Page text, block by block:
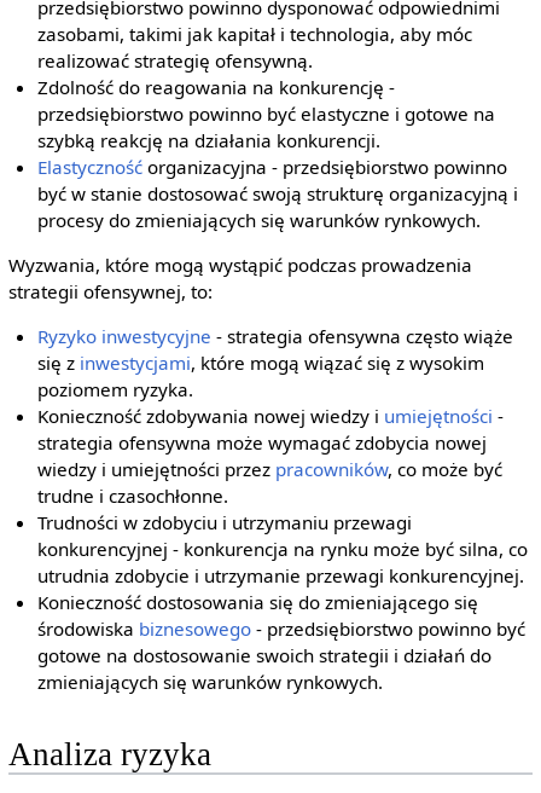
przedsiębiorstwo powinno dysponować odpowiednimi
zasobami, takimi jak kapitał i technologia, aby móc
realizować strategię ofensywną.
Zdolność do reagowania na konkurencję -
przedsiębiorstwo powinno być elastyczne i gotowe na
szybką reakcję na działania konkurencji.
Elastyczność organizacyjna - przedsiębiorstwo powinno
być w stanie dostosować swoją strukturę organizacyjną i
procesy do zmieniających się warunków rynkowych.
Wyzwania, które mogą wystąpić podczas prowadzenia
strategii ofensywnej, to:
Ryzyko inwestycyjne - strategia ofensywna często wiąże
się z inwestycjami, które mogą wiązać się z wysokim
poziomem ryzyka.
Konieczność zdobywania nowej wiedzy i umiejętności -
strategia ofensywna może wymagać zdobycia nowej
wiedzy i umiejętności przez pracowników, co może być
trudne i czasochłonne.
Trudności w zdobyciu i utrzymaniu przewagi
konkurencyjnej - konkurencja na rynku może być silna, co
utrudnia zdobycie i utrzymanie przewagi konkurencyjnej.
Konieczność dostosowania się do zmieniającego się
środowiska biznesowego - przedsiębiorstwo powinno być
gotowe na dostosowanie swoich strategii i działań do
zmieniających się warunków rynkowych.
Analiza ryzyka